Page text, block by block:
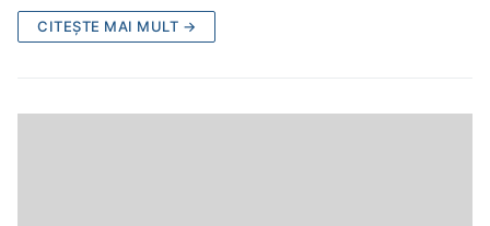
CITEȘTE MAI MULT →